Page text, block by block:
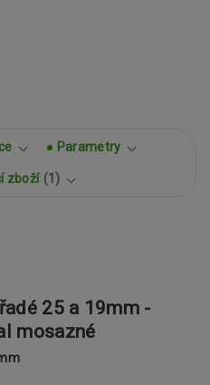
Parametry
zboží 1
25 a 19mm -
mosazné